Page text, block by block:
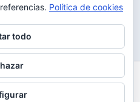
© 2026 Uy Perdón
Política de cookies
todo